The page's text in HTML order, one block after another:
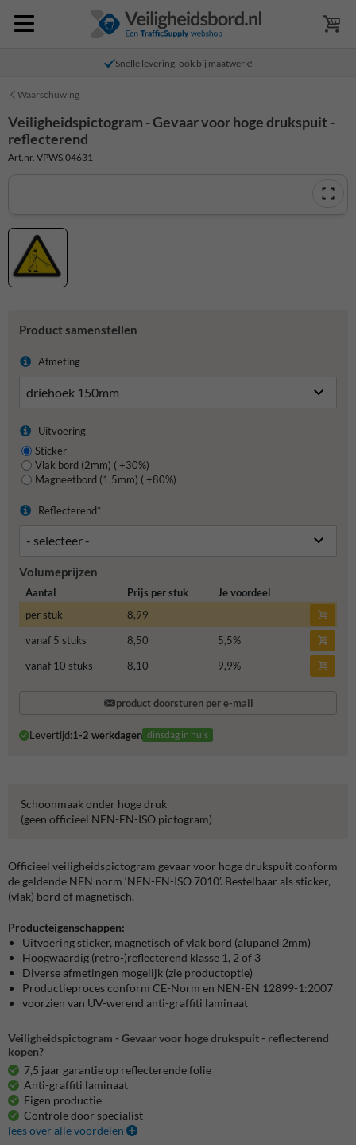
Snelle levering, ook bij maatwerk!
Waarschuwing
Veiligheidspictogram - Gevaar voor hoge drukspuit -
reflecterend
Art.nr. VPWS.04631
Product samenstellen
Afmeting
Uitvoering
Sticker
Vlak bord (2mm) ( +30%)
Magneetbord (1,5mm) ( +80%)
Reflecterend*
Volumeprijzen
Aantal Prijs per stuk
Je voordeel
per stuk
8,99
vanaf 5 stuks
8,50 5,5%
vanaf 10 stuks
8,10 9,9%
product doorsturen per e-mail
Levertijd:1-2 werkdagen dinsdag in huis
Schoonmaak onder hoge druk
(geen officieel NEN-EN-ISO pictogram)
Officieel veiligheidspictogram gevaar voor hoge drukspuit conform
de geldende NEN norm ‘NEN-EN-ISO 7010’. Bestelbaar als sticker,
(vlak) bord of magnetisch.
Producteigenschappen:
Uitvoering sticker, magnetisch of vlak bord (alupanel 2mm)
Hoogwaardig (retro-)reflecterend klasse 1, 2 of 3
Diverse afmetingen mogelijk (zie productoptie)
Productieproces conform CE-Norm en NEN-EN 12899-1:2007
voorzien van UV-werend anti-graffiti laminaat
Veiligheidspictogram - Gevaar voor hoge drukspuit - reflecterend
kopen?
7,5 jaar garantie op reflecterende folie
Anti-graffiti laminaat
Eigen productie
Controle door specialist
lees over alle voordelen